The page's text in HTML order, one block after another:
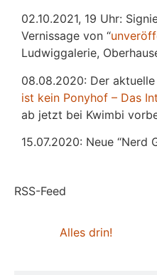
02.10.2021, 19 Uhr:
Vernissage von “
Ludwiggalerie,
08.08.2020: Der aktuelle
ist kein Ponyhof – Das
ab jetzt bei Kwimbi
15.07.2020: Neue “Nerd
RSS-Feed
Alles drin!